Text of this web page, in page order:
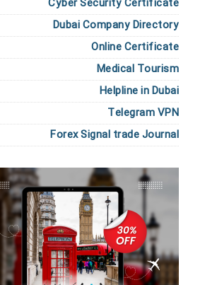
Dubai Company Directory
Online Certificate
Medical Tourism
Helpline in Dubai
Telegram VPN
Forex Signal trade Journal